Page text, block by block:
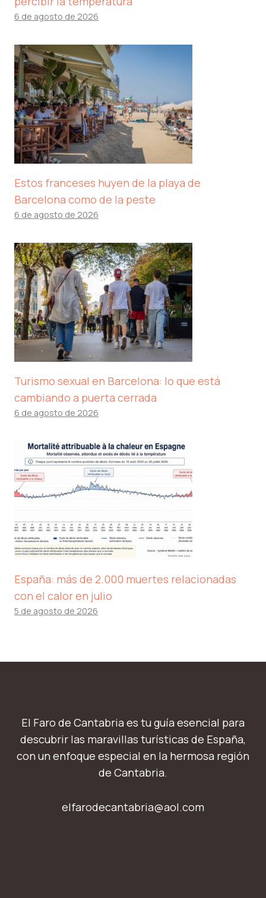
6 de agosto de 2026
Estos franceses huyen de la playa de
Barcelona como de la peste
6 de agosto de 2026
Turismo sexual en Barcelona: lo que está
cambiando a puerta cerrada
6 de agosto de 2026
España: más de 2.000 muertes relacionadas
con el calor en julio
5 de agosto de 2026
El Faro de Cantabria es tu guía esencial para
descubrir las maravillas turísticas de España,
con un enfoque especial en la hermosa región
de Cantabria.
elfarodecantabria@aol.com